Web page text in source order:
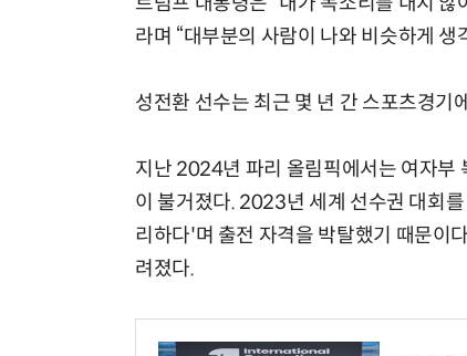
라며 “대부분의 사람이 나와 비슷하게 생
성전환 선수는 최근 몇 년 간 스포츠경기
지난 2024년 파리 올림픽에서는 여자부
이 불거졌다. 2023년 세계 선수권 대회
리하다'며 출전 자격을 박탈했기 때문이
려졌다.